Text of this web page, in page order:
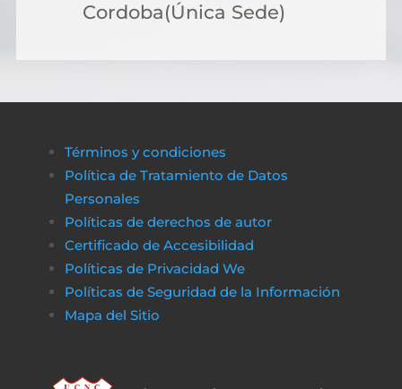
Cordoba(Única Sede)
Términos y condiciones
Política de Tratamiento de Datos
Personales
Políticas de derechos de autor
Certificado de Accesibilidad
Políticas de Privacidad We
Políticas de Seguridad de la Información
Mapa del Sitio